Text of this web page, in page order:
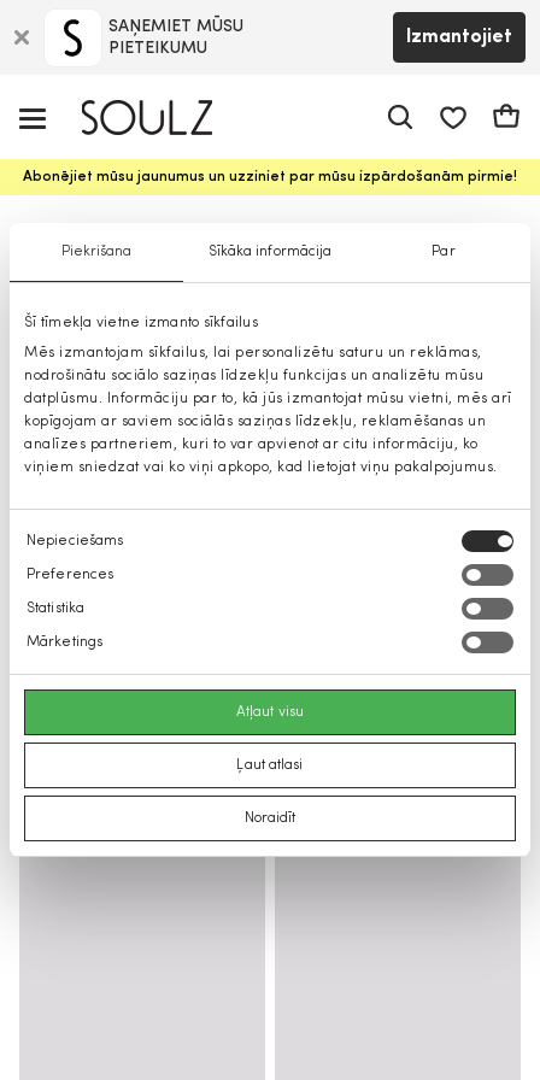
Piekrišana Sīkāka informācija Par
Šī tīmekļa vietne izmanto sīkfailus
Mēs izmantojam sīkfailus, lai personalizētu saturu un reklāmas,
nodrošinātu sociālo saziņas līdzekļu funkcijas un analizētu mūsu
datplūsmu. Informāciju par to, kā jūs izmantojat mūsu vietni, mēs arī
kopīgojam ar saviem sociālās saziņas līdzekļu, reklamēšanas un
analīzes partneriem, kuri to var apvienot ar citu informāciju, ko
viņiem sniedzat vai ko viņi apkopo, kad lietojat viņu pakalpojumus.
Piekrišanas
izvēle
Nepieciešams
Preferences
Statistika
Mārketings
Atļaut visu
Ļaut atlasi
Noraidīt
SAŅEMIET MŪSU
PIETEIKUMU
Izmantojiet
Abonējiet mūsu jaunumus un uzziniet par mūsu izpārdošanām pirmie!
SoyaConcept žaketes sievietēm